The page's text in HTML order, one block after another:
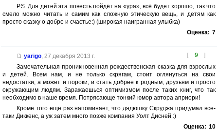
P.S. Для детей эта повесть пойдёт на «ура», всё будет хорошо, так что
смело можно читать и самим как сложную этическую вещь, и детям как
просто сказку о добре и счастье:) (широкая наигранная улыбка)
Оценка: 7
[ 9 ]
yarigo, 27 декабря 2013 г.
Замечательная проникновенная рождественская сказка для взрослых
и детей. Всем нам, и не только скрягам, стоит оглянуться на свои
недостатки, а может и пороки, и стать добрее к родным, друзьям и просто
окружающим людям. Заражаешься оптимизмом после таких книг, что так
необходимо в наше время. Потрясающе тонкий юмор автора априори!
Кроме того ещё раз напоминает, что дядюшку Скруджа придумал все-
таки Диккенс, а уж затем много позже компания Уолт Дисней :)
Оценка: 10